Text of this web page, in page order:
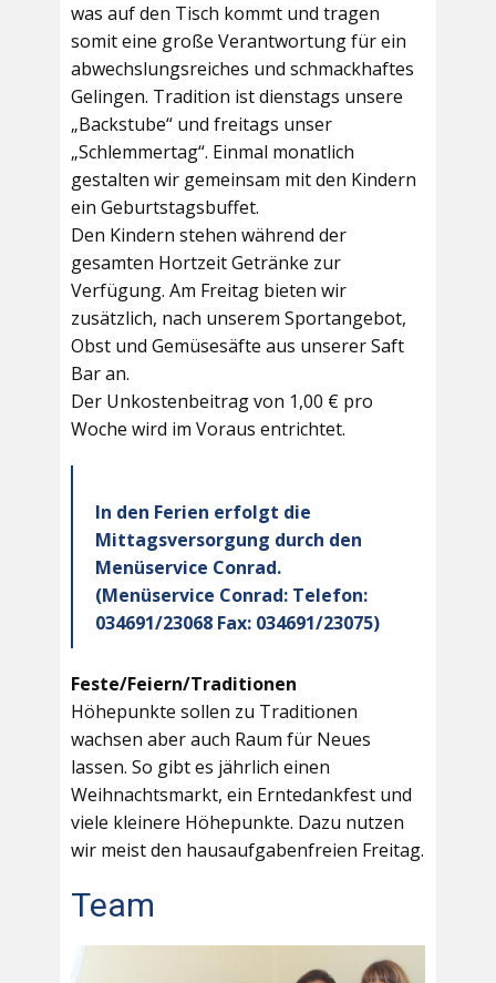
was auf den Tisch kommt und tragen
somit eine große Verantwortung für ein
abwechslungsreiches und schmackhaftes
Gelingen. Tradition ist dienstags unsere
„Backstube“ und freitags unser
„Schlemmertag“. Einmal monatlich
gestalten wir gemeinsam mit den Kindern
ein Geburtstagsbuffet.
Den Kindern stehen während der
gesamten Hortzeit Getränke zur
Verfügung. Am Freitag bieten wir
zusätzlich, nach unserem Sportangebot,
Obst und Gemüsesäfte aus unserer Saft
Bar an.
Der Unkostenbeitrag von 1,00 € pro
Woche wird im Voraus entrichtet.
In den Ferien erfolgt die
Mittagsversorgung durch den
Menüservice Conrad.
(Menüservice Conrad: Telefon:
034691/23068 Fax: 034691/23075)
Feste/Feiern/Traditionen
Höhepunkte sollen zu Traditionen
wachsen aber auch Raum für Neues
lassen. So gibt es jährlich einen
Weihnachtsmarkt, ein Erntedankfest und
viele kleinere Höhepunkte. Dazu nutzen
wir meist den hausaufgabenfreien Freitag.
Team